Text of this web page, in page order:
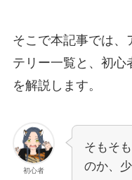
そこで本記事では、
テリー一覧と、初心
を解説します。
初心者
そもそ
のか、